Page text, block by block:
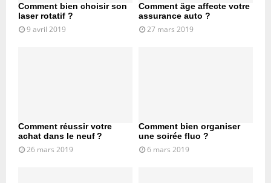
Comment bien choisir son
laser rotatif ?
9 avril 2019
Comment âge affecte votre
assurance auto ?
27 mars 2019
Comment réussir votre
achat dans le neuf ?
26 mars 2019
Comment bien organiser
une soirée fluo ?
6 mars 2019